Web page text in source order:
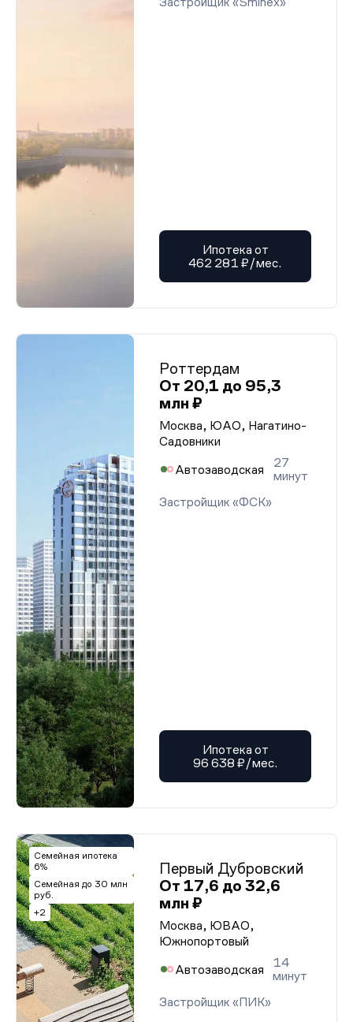
Ипотека от
462 281 ₽/мес.
Роттердам
От 20,1 до 95,3
млн ₽
Москва, ЮАО, Нагатино-
Садовники
Автозаводская
27
минут
Застройщик «ФСК»
Ипотека от
96 638 ₽/мес.
Семейная ипотека
6%
Семейная до 30 млн
руб.
+2
Первый Дубровский
От 17,6 до 32,6
млн ₽
Москва, ЮВАО,
Южнопортовый
Автозаводская
14
минут
Застройщик «ПИК»